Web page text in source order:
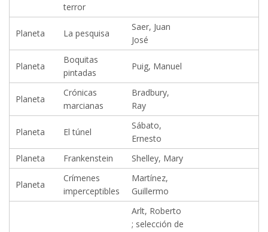
terror
Planeta La pesquisa
Saer, Juan
José
Planeta
Boquitas
pintadas
Puig, Manuel
Planeta
Crónicas
marcianas
Bradbury,
Ray
Planeta El túnel
Sábato,
Ernesto
Planeta
Frankenstein Shelley, Mary
Planeta
Crímenes
imperceptibles
Martínez,
Guillermo
Arlt, Roberto
; selección de